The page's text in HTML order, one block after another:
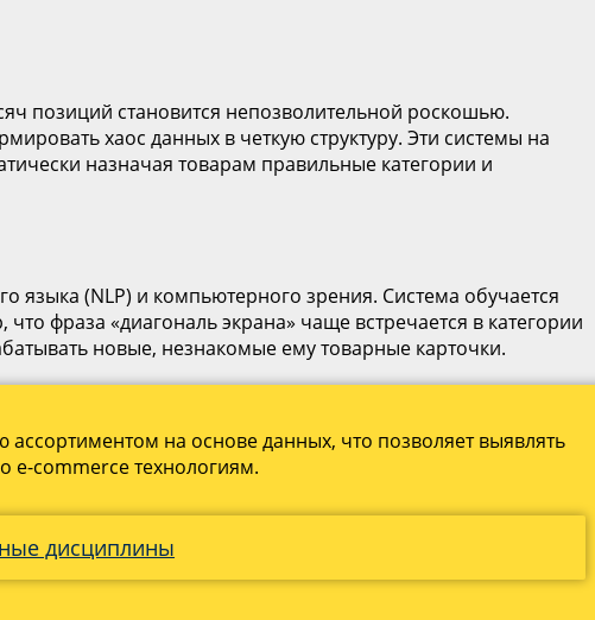
позиций становится непозволительной роскошью.
хаос данных в четкую структуру. Эти системы на
назначая товарам правильные категории и
языка (NLP) и компьютерного зрения. Система обучается
фраза «диагональ экрана» чаще встречается в категории
новые, незнакомые ему товарные карточки.
на основе данных, что позволяет выявлять
e-commerce технологиям.
дисциплины